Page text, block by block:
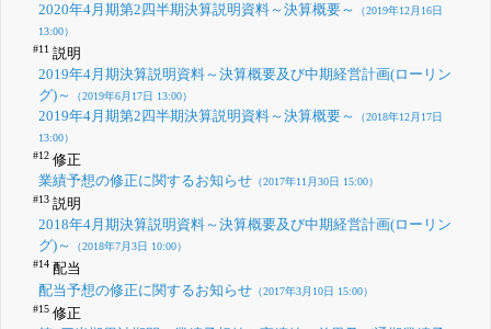
2020年4月期第2四半期決算説明資料～決算概要～
（2019年12月16日
13:00）
#11説明
2019年4月期決算説明資料～決算概要及び中期経営計画(ローリン
グ)～
（2019年6月17日 13:00）
2019年4月期第2四半期決算説明資料～決算概要～
（2018年12月17日
13:00）
#12修正
業績予想の修正に関するお知らせ（2017年11月30日 15:00）
#13説明
2018年4月期決算説明資料～決算概要及び中期経営計画(ローリン
グ)～
（2018年7月3日 10:00）
#14配当
配当予想の修正に関するお知らせ（2017年3月10日 15:00）
#15修正